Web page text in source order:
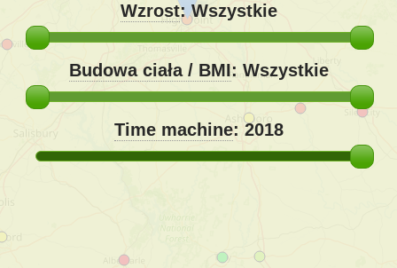
Budowa ciała / BMI: Wszystkie
Wzrost:Wszystkie
Time machine: 2018